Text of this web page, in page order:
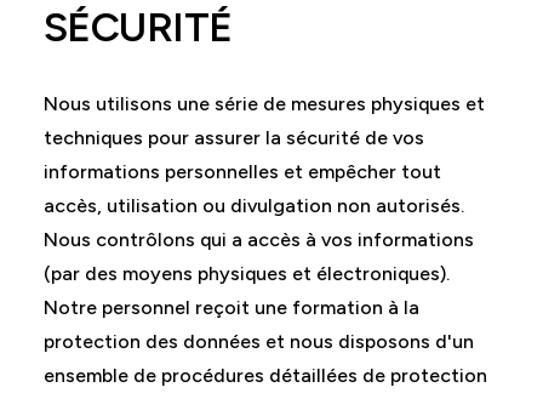
SÉCURITÉ
Nous utilisons une série de mesures physiques et
techniques pour assurer la sécurité de vos
informations personnelles et empêcher tout
accès, utilisation ou divulgation non autorisés.
Nous contrôlons qui a accès à vos informations
(par des moyens physiques et électroniques).
Notre personnel reçoit une formation à la
protection des données et nous disposons d'un
ensemble de procédures détaillées de protection